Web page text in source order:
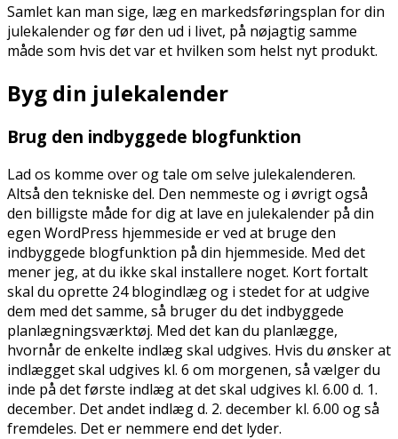
Samlet kan man sige, læg en markedsføringsplan for din
julekalender og før den ud i livet, på nøjagtig samme
måde som hvis det var et hvilken som helst nyt produkt.
Byg din julekalender
Brug den indbyggede blogfunktion
Lad os komme over og tale om selve julekalenderen.
Altså den tekniske del. Den nemmeste og i øvrigt også
den billigste måde for dig at lave en julekalender på din
egen WordPress hjemmeside er ved at bruge den
indbyggede blogfunktion på din hjemmeside. Med det
mener jeg, at du ikke skal installere noget. Kort fortalt
skal du oprette 24 blogindlæg og i stedet for at udgive
dem med det samme, så bruger du det indbyggede
planlægningsværktøj. Med det kan du planlægge,
hvornår de enkelte indlæg skal udgives. Hvis du ønsker at
indlægget skal udgives kl. 6 om morgenen, så vælger du
inde på det første indlæg at det skal udgives kl. 6.00 d. 1.
december. Det andet indlæg d. 2. december kl. 6.00 og så
fremdeles. Det er nemmere end det lyder.